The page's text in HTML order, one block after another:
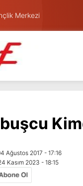
Merkezi
Ağustos 2017 - 17:16
Kasım 2023 - 18:15